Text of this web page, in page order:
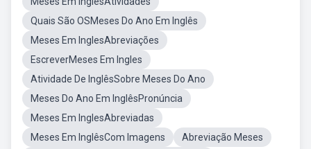
Quais São OSMeses Do Ano Em Inglês
Meses Em InglesAbreviações
EscreverMeses Em Ingles
Atividade De InglêsSobre Meses Do Ano
Meses Do Ano Em InglêsPronúncia
Meses Em InglesAbreviadas
Meses Em InglêsCom Imagens
Abreviação Meses